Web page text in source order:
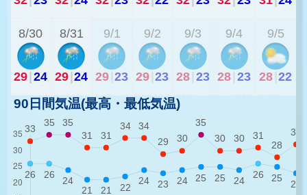
8/30
29|24
8/31
29|24
9/1
29 23
9/2
29 23
9/3
28 23
9/4
28 23
9/5
28 22
90日間気温(最高・最低気温)